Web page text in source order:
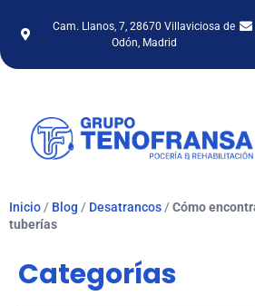
Cam. Llanos, 7, 28670 Villaviciosa de
Odón, Madrid
Inicio / Blog / Desatrancos /Cómo
tuberías
Categorías